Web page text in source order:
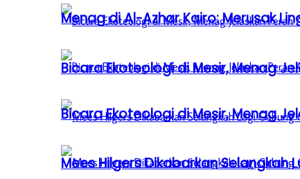
Bicara Ekoteologi di Mesir, Menag
Mees Hilgers Dikabarkan Selangkah
Menag di Al-Azhar Kairo: Merusak
Bicara Ekoteologi di Mesir, Menag